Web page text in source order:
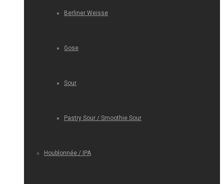
Berliner Weisse
Gose
Sour
Pastry Sour / Smoothie Sour
Houblonnée / IPA